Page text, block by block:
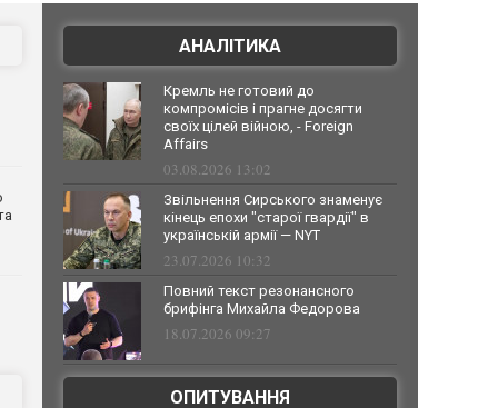
АНАЛІТИКА
Кремль не готовий до
компромісів і прагне досягти
своїх цілей війною, - Foreign
Affairs
03.08.2026 13:02
Звільнення Сирського знаменує
кінець епохи "старої гвардії" в
українській армії — NYT
23.07.2026 10:32
Повний текст резонансного
брифінга Михайла Федорова
18.07.2026 09:27
ОПИТУВАННЯ